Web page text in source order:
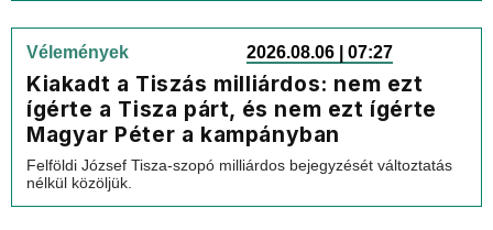
Vélemények 2026.08.06 | 07:27
Kiakadt a Tiszás milliárdos: nem ezt
ígérte a Tisza párt, és nem ezt ígérte
Magyar Péter a kampányban
Felföldi József Tisza-szopó milliárdos bejegyzését változtatás
nélkül közöljük.